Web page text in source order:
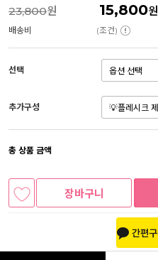
23,800원 15,800원
배송비 (조건)
선택
추가구성
총 상품 금액
장바구니